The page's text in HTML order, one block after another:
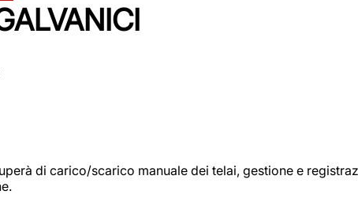
di carico/scarico manuale dei telai, gestione e